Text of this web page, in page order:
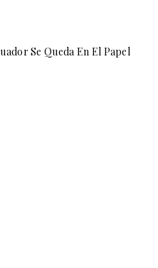
Se Queda En El Papel